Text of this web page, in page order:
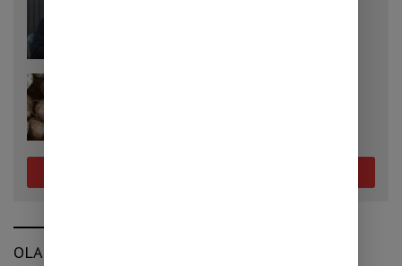
OLAHRAGA